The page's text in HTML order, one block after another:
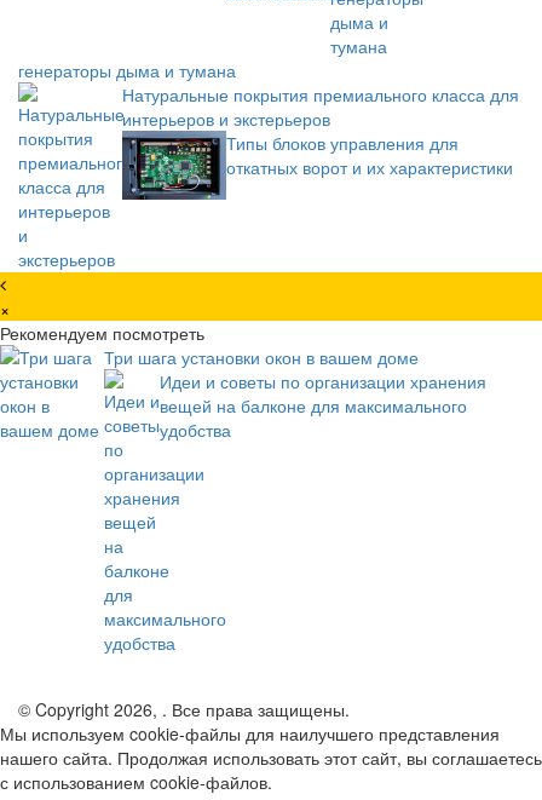
генераторы дыма и тумана
Натуральные покрытия премиального класса для
интерьеров и экстерьеров
Типы блоков управления для
откатных ворот и их характеристики
×
Рекомендуем посмотреть
Три шага установки окон в вашем доме
Идеи и советы по организации хранения
вещей на балконе для максимального
удобства
© Copyright 2026, . Все права защищены.
Мы используем cookie-файлы для наилучшего представления
нашего сайта. Продолжая использовать этот сайт, вы соглашаетесь
с использованием cookie-файлов.